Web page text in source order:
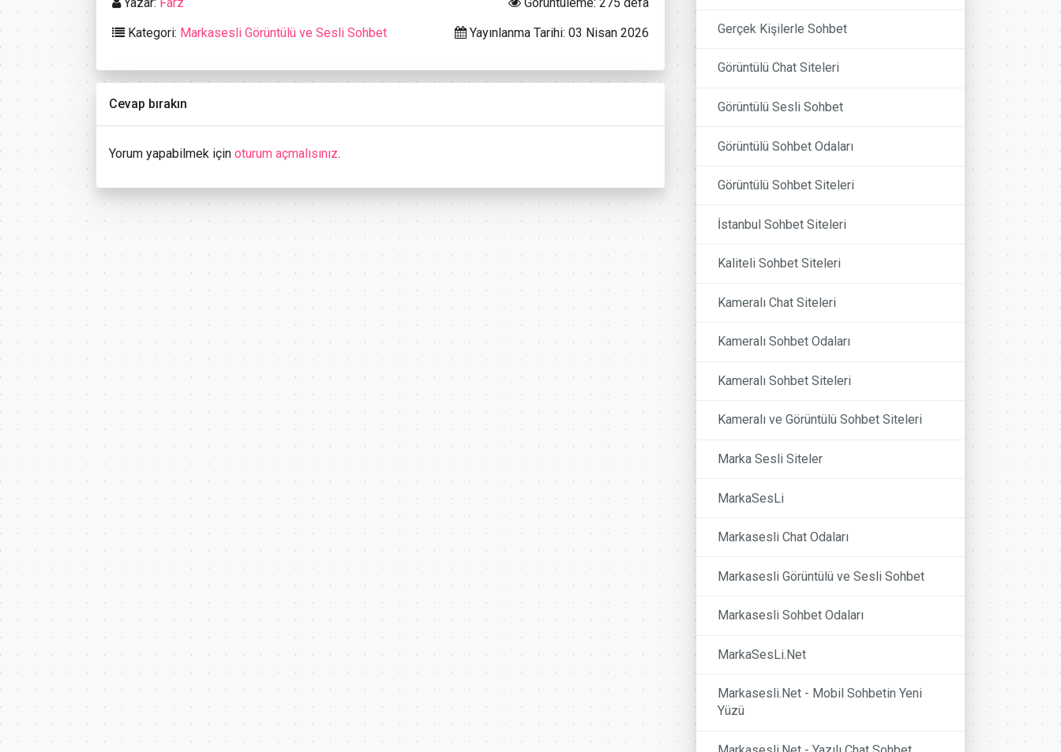
Kategori: Markasesli Görüntülü ve Sesli Sohbet Yayınlanma Tarihi: 03 Nisan 2026
Cevap bırakın
Yorum yapabilmek için oturum açmalısınız.
Gerçek Kişilerle Sohbet
Görüntülü Chat Siteleri
Görüntülü Sesli Sohbet
Görüntülü Sohbet Odaları
Görüntülü Sohbet Siteleri
İstanbul Sohbet Siteleri
Kaliteli Sohbet Siteleri
Kameralı Chat Siteleri
Kameralı Sohbet Odaları
Kameralı Sohbet Siteleri
Kameralı ve Görüntülü Sohbet Siteleri
Marka Sesli Siteler
MarkaSesLi
Markasesli Chat Odaları
Markasesli Görüntülü ve Sesli Sohbet
Markasesli Sohbet Odaları
MarkaSesLi.Net
Markasesli.Net - Mobil Sohbetin Yeni
Yüzü